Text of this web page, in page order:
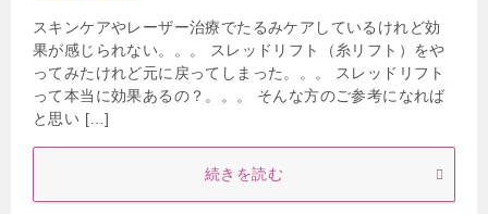
スキンケアやレーザー治療でたるみケアしているけれど効
果が感じられない。。。 スレッドリフト（糸リフト）をや
ってみたけれど元に戻ってしまった。。。 スレッドリフト
って本当に効果あるの？。。。 そんな方のご参考になれば
と思い […]
続きを読む